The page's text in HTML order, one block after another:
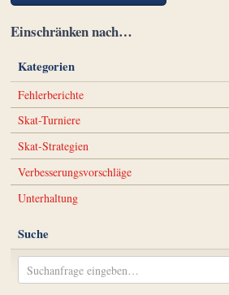
Einschränken nach…
Kategorien
Fehlerberichte
Skat-Turniere
Skat-Strategien
Verbesserungsvorschläge
Unterhaltung
Suche